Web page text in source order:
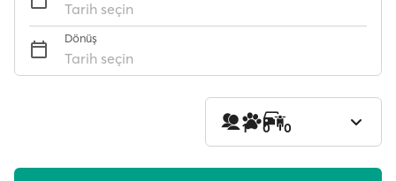
Tarih seçin
Dönüş
Tarih seçin
1 0 0